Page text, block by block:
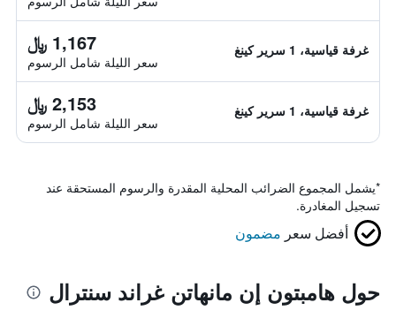
غرفة قياسية، 1 سرير كينغ 1,167 ﷼
سعر الليلة شامل الرسوم
غرفة قياسية، 1 سرير كينغ 2,153 ﷼
سعر الليلة شامل الرسوم
*يشمل المجموع الضرائب المحلية المقدرة والرسوم المستحقة عند
تسجيل المغادرة.
أفضل سعر مضمون
حول هامبتون إن مانهاتن غراند سنترال